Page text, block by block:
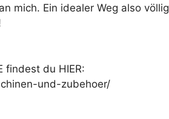
mich. Ein idealer Weg also völlig
findest du HIER:
und-zubehoer/